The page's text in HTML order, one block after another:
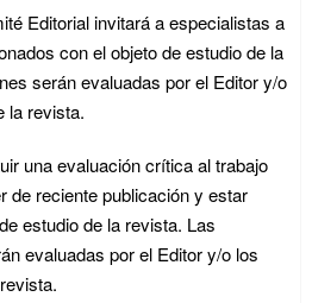
Editorial invitará a especialistas a
con el objeto de estudio de la
serán evaluadas por el Editor y/o
la revista.
una evaluación crítica al trabajo
de reciente publicación y estar
estudio de la revista. Las
evaluadas por el Editor y/o los